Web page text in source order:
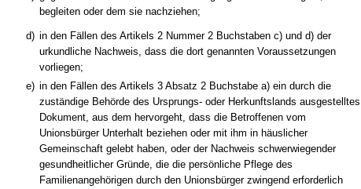
begleiten oder dem sie nachziehen;
d) in den Fällen des Artikels 2 Nummer 2 Buchstaben c) und d) der
urkundliche Nachweis, dass die dort genannten Voraussetzungen
vorliegen;
e) in den Fällen des Artikels 3 Absatz 2 Buchstabe a) ein durch die
zuständige Behörde des Ursprungs- oder Herkunftslands ausgestelltes
Dokument, aus dem hervorgeht, dass die Betroffenen vom
Unionsbürger Unterhalt beziehen oder mit ihm in häuslicher
Gemeinschaft gelebt haben, oder der Nachweis schwerwiegender
gesundheitlicher Gründe, die die persönliche Pflege des
Familienangehörigen durch den Unionsbürger zwingend erforderlich